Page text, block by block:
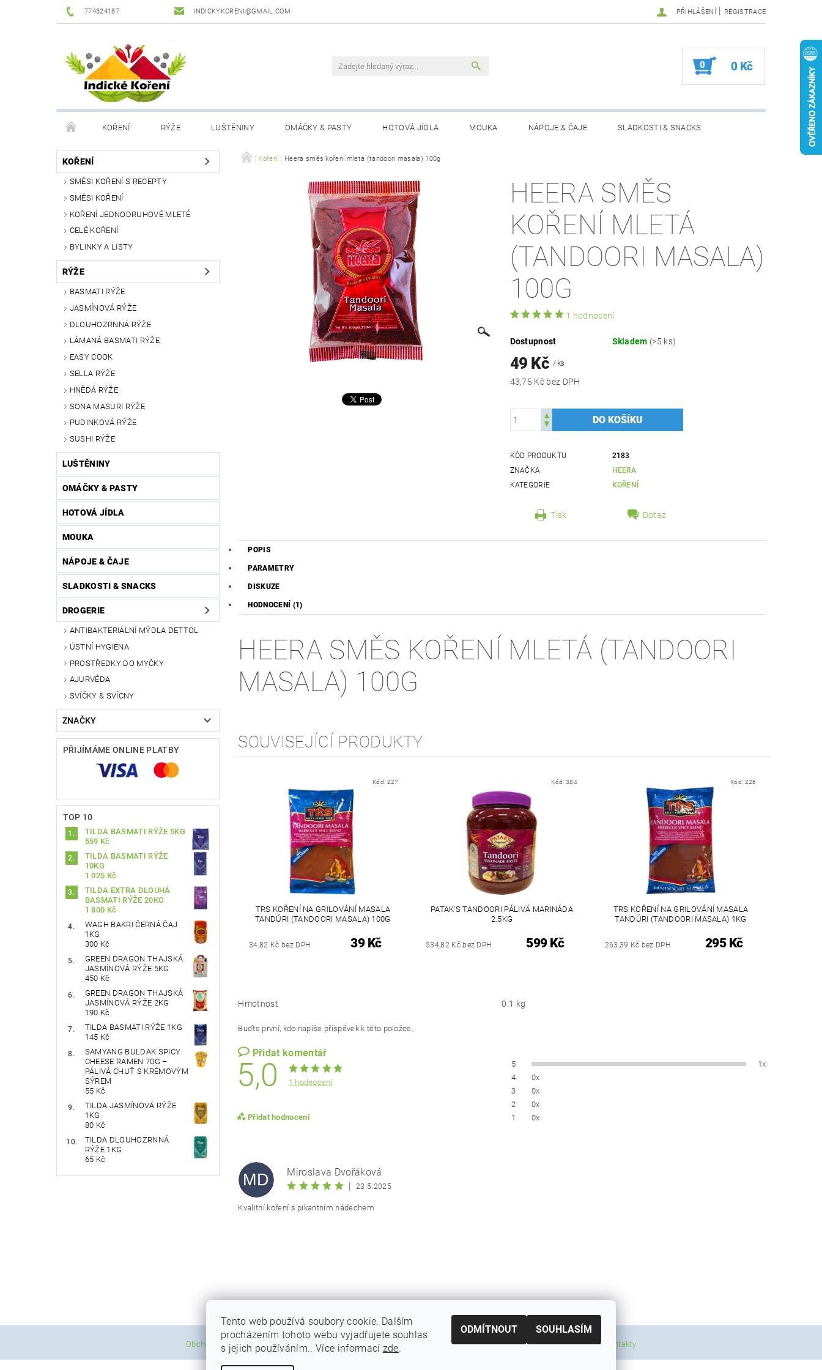
774324187 INDICKYKORENI@GMAIL.COM PŘIHLÁŠENÍ | REGISTRACE
0 0 Kč
KOŘENÍ RÝŽE LUŠTĚNINY OMÁČKY & PASTY HOTOVÁ JÍDLA MOUKA NÁPOJE & ČAJE SLADKOSTI & SNACKS
DROGERIE PODMÍNKY OCHRANY OSOBNÍCH ÚDAJŮ OBCHODNÍ PODMÍNKY KONTAKTY
KOŘENÍ
SMĚSI KOŘENÍ S RECEPTY
SMĚSI KOŘENÍ
KOŘENÍ JEDNODRUHOVÉ MLETÉ
CELÉ KOŘENÍ
BYLINKY A LISTY
RÝŽE
BASMATI RÝŽE
JASMÍNOVÁ RÝŽE
DLOUHOZRNNÁ RÝŽE
LÁMANÁ BASMATI RÝŽE
EASY COOK
SELLA RÝŽE
HNĚDÁ RÝŽE
SONA MASURI RÝŽE
PUDINKOVÁ RÝŽE
SUSHI RÝŽE
LUŠTĚNINY
OMÁČKY & PASTY
HOTOVÁ JÍDLA
MOUKA
NÁPOJE & ČAJE
SLADKOSTI & SNACKS
DROGERIE
ANTIBAKTERIÁLNÍ MÝDLA DETTOL
ÚSTNÍ HYGIENA
PROSTŘEDKY DO MYČKY
AJURVÉDA
SVÍČKY & SVÍCNY
ZNAČKY
PŘIJÍMÁME ONLINE PLATBY
TOP 10
TILDA BASMATI RÝŽE 5KG
559 Kč
TILDA BASMATI RÝŽE
10KG
1 025 Kč
TILDA EXTRA DLOUHÁ
BASMATI RÝŽE 20KG
1 800 Kč
WAGH BAKRI ČERNÁ ČAJ
1KG
300 Kč
GREEN DRAGON THAJSKÁ
JASMÍNOVÁ RÝŽE 5KG
450 Kč
GREEN DRAGON THAJSKÁ
JASMÍNOVÁ RÝŽE 2KG
190 Kč
TILDA BASMATI RÝŽE 1KG
145 Kč
SAMYANG BULDAK SPICY
CHEESE RAMEN 70G –
PÁLIVÁ CHUŤ S KRÉMOVÝM
SÝREM
55 Kč
TILDA JASMÍNOVÁ RÝŽE
1KG
80 Kč
TILDA DLOUHOZRNNÁ
RÝŽE 1KG
65 Kč
Koření Heera směs koření mletá (tandoori masala) 100g
HEERA SMĚS
KOŘENÍ MLETÁ
(TANDOORI MASALA)
100G
1 hodnocení
Dostupnost Skladem (>5 ks)
49 Kč / ks
43,75 Kč bez DPH
KÓD PRODUKTU
2183
ZNAČKA
HEERA
KATEGORIE
KOŘENÍ
Tisk Dotaz
POPIS
PARAMETRY
DISKUZE
HODNOCENÍ (1)
HEERA SMĚS KOŘENÍ MLETÁ (TANDOORI
MASALA) 100G
SOUVISEJÍCÍ PRODUKTY
Kód: 227
TRS KOŘENÍ NA GRILOVÁNÍ MASALA
TANDÚRI (TANDOORI MASALA) 100G
34,82 Kč bez DPH 39 Kč
Kód:384
PATAK'S TANDOORI PÁLIVÁ MARINÁDA
2.5KG
534,82 Kč bez DPH 599 Kč
Kód: 226
TRS KOŘENÍ NA GRILOVÁNÍ MASALA
TANDÚRI (TANDOORI MASALA) 1KG
263,39 Kč bez DPH 295 Kč
Hmotnost 0.1 kg
Buďte první, kdo napíše příspěvek k této položce.
Přidat komentář
5,0 1 hodnocení
Přidat hodnocení
5
1x
4
0x
3
0x
2
0x
1
0x
MD
Miroslava Dvořáková
|
23.5.2025
Kvalitní koření s pikantním nádechem
Obchodní podmínky | Podmínky ochrany osobních | Vrácení zboží Reklamační podmínky | Doprava a poštovné | Kontakty
Tento web používá soubory cookie. Dalším
procházením tohoto webu vyjadřujete souhlas
s jejich používáním.. Více informací zde.
ODMÍTNOUT SOUHLASÍM